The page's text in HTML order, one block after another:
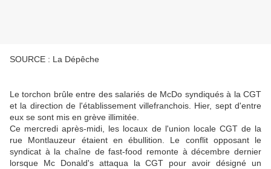
SOURCE : La Dépêche
Le torchon brûle entre des salariés de McDo syndiqués à la CGT
et la direction de l'établissement villefranchois. Hier, sept d'entre
eux se sont mis en grève illimitée.
Ce mercredi après-midi, les locaux de l'union locale CGT de la
rue Montlauzeur étaient en ébullition. Le conflit opposant le
syndicat à la chaîne de fast-food remonte à décembre dernier
lorsque Mc Donald's attaqua la CGT pour avoir désigné un